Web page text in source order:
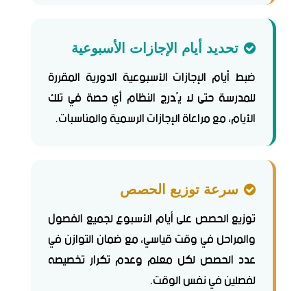
تحديد أيام الإجازات الأسبوعية
ضبط أيام الإجازات الأسبوعية الدورية المقررة
للمدرسة حتى لا يُدرج النظام أي حصة في تلك
الأيام، مع مراعاة الإجازات الرسمية والمناسبات.
سرعة توزيع الحصص
توزيع الحصص على أيام الأسبوع لجميع الفصول
والمراحل في وقت قياسي، مع ضمان التوازن في
عدد الحصص لكل معلم وعدم تكرار تخصيصه
لفصلين في نفس الوقت.